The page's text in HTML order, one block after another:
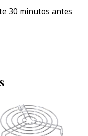
30 minutos antes